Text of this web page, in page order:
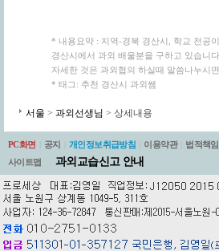
* 내용요약 : 지역-경북 경산시, 학교 전공
경산시에서 과외 배울분을 구하고 있습니
자세한 것은 과외협의 하실때 말씀나누시
* 태그: 추천 경산시 과외쌤
서울 > 과외선생님 > 상세내용
PC화면 공지 개인정보취급방침 이용약관 법적책
사이트맵
과외교습신고 안내